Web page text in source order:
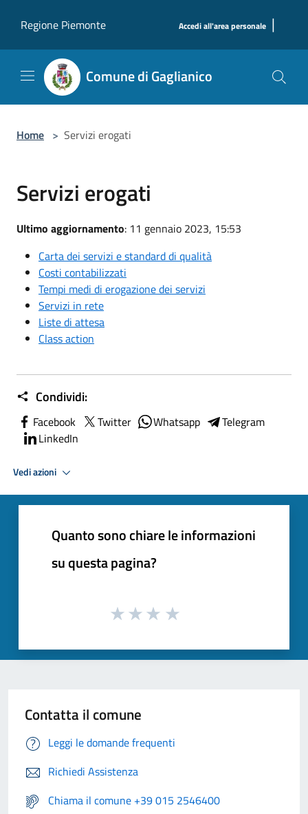
Regione Piemonte
Accedi all'area personale |
Comune di Gaglianico
Home > Servizi erogati
Servizi erogati
Ultimo aggiornamento: 11 gennaio 2023, 15:53
Carta dei servizi e standard di qualità
Costi contabilizzati
Tempi medi di erogazione dei servizi
Servizi in rete
Liste di attesa
Class action
Condividi:
Facebook Twitter Whatsapp
Telegram
LinkedIn
Vedi azioni
Quanto sono chiare le informazioni
su questa pagina?
Contatta il comune
Leggi le domande frequenti
Richiedi Assistenza
Chiama il comune +39 015 2546400